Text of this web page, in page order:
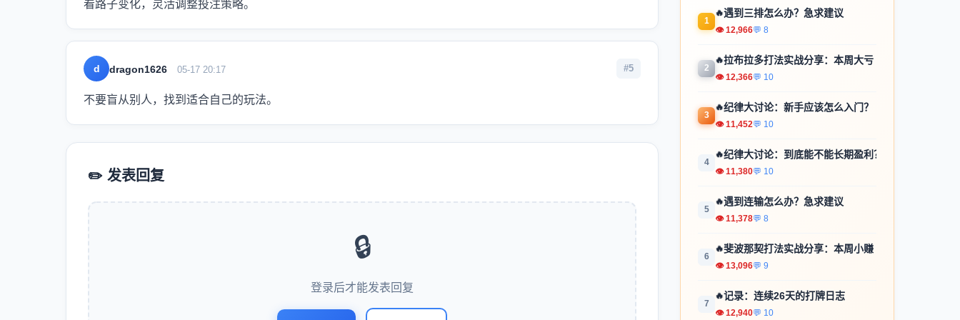
看路子变化，灵活调整投注策略。
d dragon1626 05-17 20:17 #5
不要盲从别人，找到适合自己的玩法。
✏️ 发表回复
🔒
登录后才能发表回复
1
🔥遇到三排怎么办？急求建议
👁 12,966💬 8
2
🔥拉布拉多打法实战分享：本周大亏
👁 12,366💬 10
3
🔥纪律大讨论：新手应该怎么入门？
👁 11,452💬 10
4
🔥纪律大讨论：到底能不能长期盈利？
👁 11,380💬 10
5
🔥遇到连输怎么办？急求建议
👁 11,378💬 8
6
🔥斐波那契打法实战分享：本周小赚
👁 13,096💬 9
7
🔥记录：连续26天的打牌日志
👁 12,940💬 10